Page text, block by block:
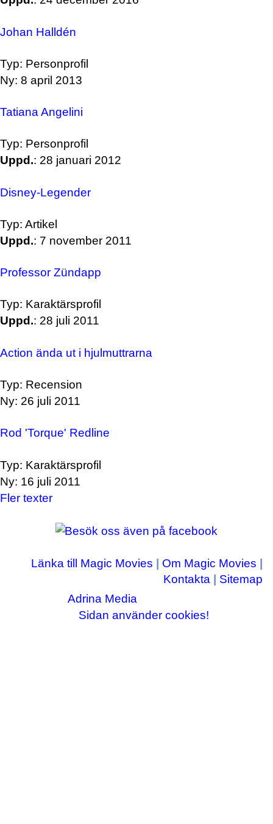
Johan Halldén
Typ: Personprofil
Ny: 8 april 2013
Tatiana Angelini
Typ: Personprofil
Uppd.: 28 januari 2012
Disney-Legender
Typ: Artikel
Uppd.: 7 november 2011
Professor Zündapp
Typ: Karaktärsprofil
Uppd.: 28 juli 2011
Action ända ut i hjulmuttrarna
Typ: Recension
Ny: 26 juli 2011
Rod 'Torque' Redline
Typ: Karaktärsprofil
Ny: 16 juli 2011
Fler texter
Länka till Magic Movies Om Magic Movies
Kontakta
Sitemap
Copyright © 2003-2026Adrina Media
Sidan använder cookies!